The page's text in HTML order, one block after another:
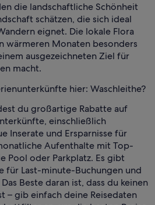
die landschaftliche Schönheit
schätzen, die sich ideal
eignet. Die lokale Flora
wärmeren Monaten besonders
ausgezeichneten Ziel für
macht.
hier: Waschleithe?
du großartige Rabatte auf
einschließlich
Inserate und Ersparnisse für
Aufenthalte mit Top-
Pool oder Parkplatz. Es gibt
für Last-minute-Buchungen und
Beste daran ist, dass du keinen
– gib einfach deine Reisedaten